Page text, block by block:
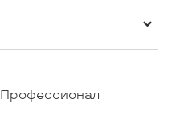
Профессионал